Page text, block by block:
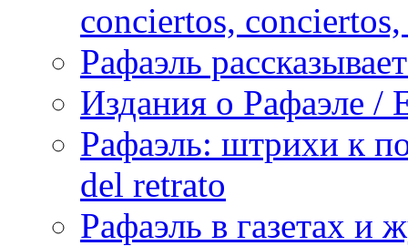
conciertos,
Рафаэль
Издания о Рафаэле /
Рафаэль: штрихи к
del retrato
Рафаэль в газетах и